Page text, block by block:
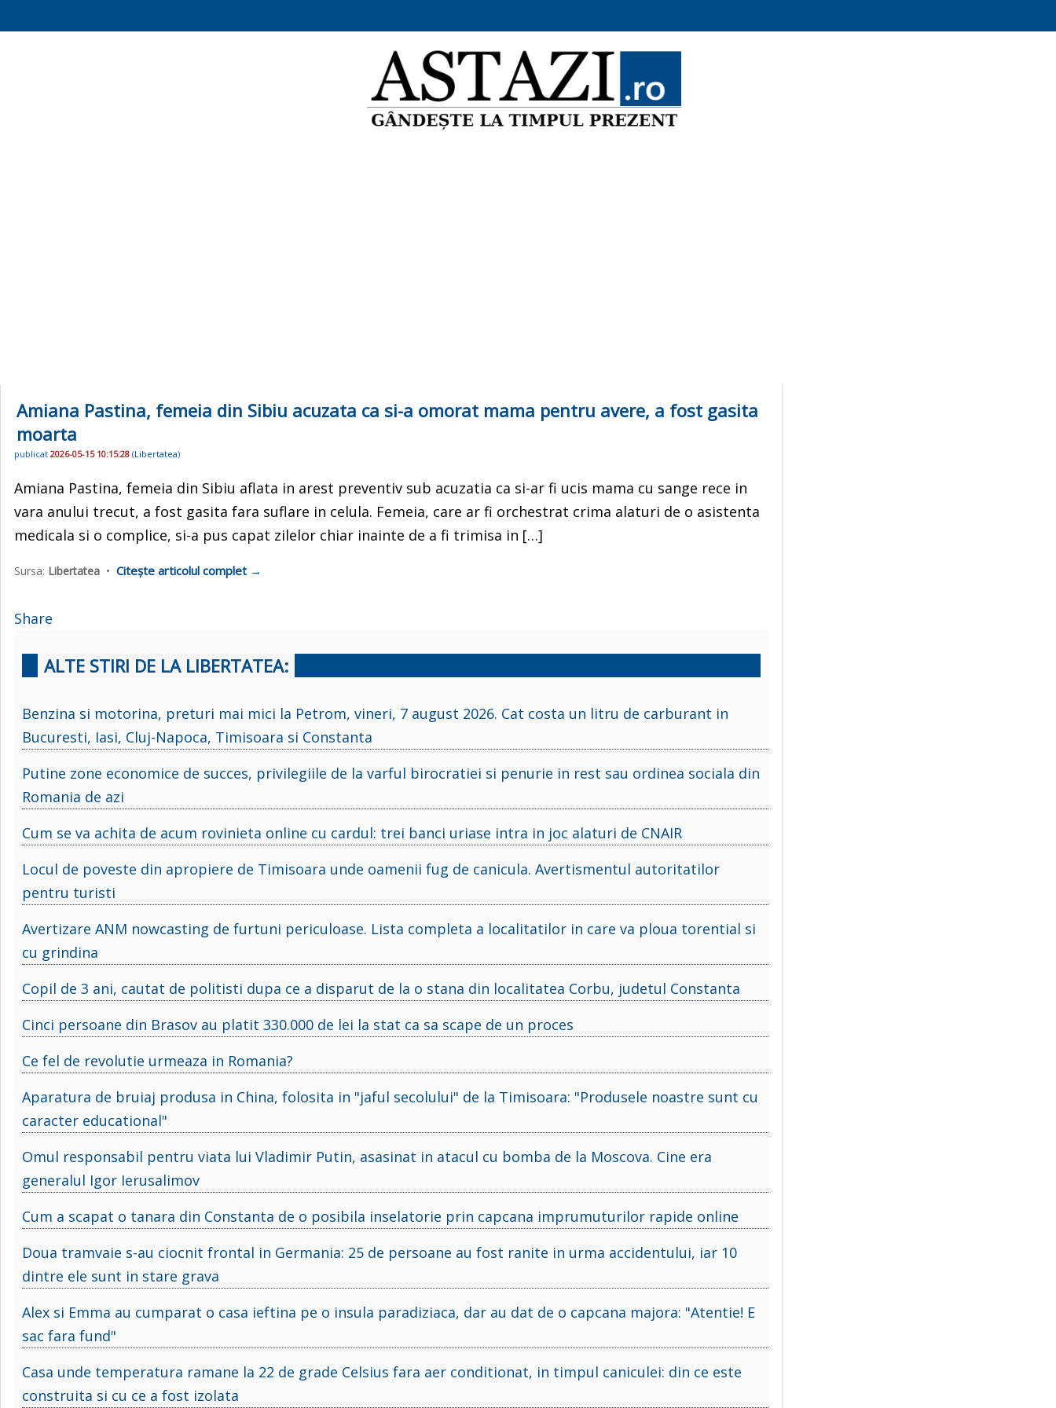
Amiana Pastina, femeia din Sibiu acuzata ca si-a omorat mama pentru avere, a fost gasita
moarta
publicat 2026-05-15 10:15:28 (Libertatea)
Amiana Pastina, femeia din Sibiu aflata in arest preventiv sub acuzatia ca si-ar fi ucis mama cu sange rece in
vara anului trecut, a fost gasita fara suflare in celula. Femeia, care ar fi orchestrat crima alaturi de o asistenta
medicala si o complice, si-a pus capat zilelor chiar inainte de a fi trimisa in […]
Sursa: Libertatea • Citește articolul complet →
Share
ALTE STIRI DE LA LIBERTATEA:
Benzina si motorina, preturi mai mici la Petrom, vineri, 7 august 2026. Cat costa un litru de carburant in
Bucuresti, Iasi, Cluj-Napoca, Timisoara si Constanta
Putine zone economice de succes, privilegiile de la varful birocratiei si penurie in rest sau ordinea sociala din
Romania de azi
Cum se va achita de acum rovinieta online cu cardul: trei banci uriase intra in joc alaturi de CNAIR
Locul de poveste din apropiere de Timisoara unde oamenii fug de canicula. Avertismentul autoritatilor
pentru turisti
Avertizare ANM nowcasting de furtuni periculoase. Lista completa a localitatilor in care va ploua torential si
cu grindina
Copil de 3 ani, cautat de politisti dupa ce a disparut de la o stana din localitatea Corbu, judetul Constanta
Cinci persoane din Brasov au platit 330.000 de lei la stat ca sa scape de un proces
Ce fel de revolutie urmeaza in Romania?
Aparatura de bruiaj produsa in China, folosita in "jaful secolului" de la Timisoara: "Produsele noastre sunt cu
caracter educational"
Omul responsabil pentru viata lui Vladimir Putin, asasinat in atacul cu bomba de la Moscova. Cine era
generalul Igor Ierusalimov
Cum a scapat o tanara din Constanta de o posibila inselatorie prin capcana imprumuturilor rapide online
Doua tramvaie s-au ciocnit frontal in Germania: 25 de persoane au fost ranite in urma accidentului, iar 10
dintre ele sunt in stare grava
Alex si Emma au cumparat o casa ieftina pe o insula paradiziaca, dar au dat de o capcana majora: "Atentie! E
sac fara fund"
Casa unde temperatura ramane la 22 de grade Celsius fara aer conditionat, in timpul caniculei: din ce este
construita si cu ce a fost izolata